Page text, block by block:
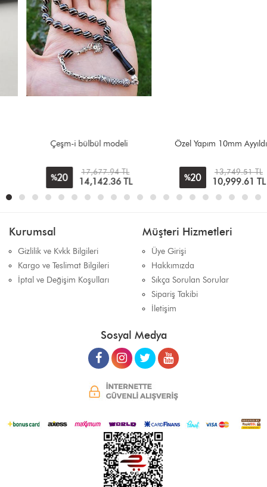
Çeşm-i bülbül modeli
17,677.94 TL
14,142.36TL
Özel Yapım 10mm Ayyıldız
13,749.51 TL
10,999.61TL
Kurumsal
Gizlilik ve Kvkk Bilgileri
Kargo ve Teslimat Bilgileri
İptal ve Değişim Koşulları
Müşteri Hizmetleri
Üye Girişi
Hakkımızda
Sıkça Sorulan Sorular
Sipariş Takibi
İletişim
Sosyal Medya